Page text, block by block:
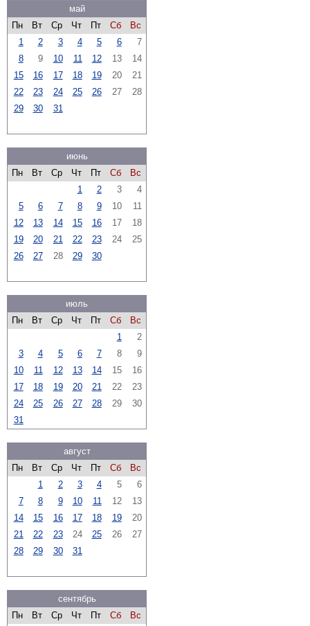
май
Пн
Вт Ср Чт Пт Сб
Вс
1
2 3 4 5 6
7
8
9 10 11 12 13
14
15
16 17 18 19 20
21
22
23 24 25 26 27
28
29
30 31
июнь
Пн
Вт Ср Чт Пт Сб
Вс
1
2 3
4
5
6 7 8 9 10
11
12
13 14 15 16 17
18
19
20 21 22 23 24
25
26
27 28 29 30
июль
Пн
Вт Ср Чт Пт Сб
Вс
1
2
3
4 5 6 7 8
9
10
11 12 13 14 15
16
17
18 19 20 21 22
23
24
25 26 27 28 29
30
31
август
Пн
Вт Ср Чт Пт Сб
Вс
1
2 3 4 5
6
7
8 9 10 11 12
13
14
15 16 17 18 19
20
21
22 23 24 25 26
27
28
29 30 31
сентябрь
Пн
Вт Ср Чт Пт Сб
Вс